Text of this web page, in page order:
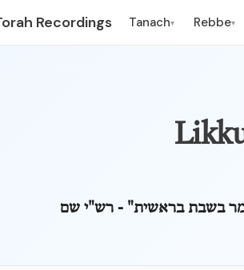
Recordings Tanach▾ Rebbe▾
בשבת בראשית" - רש"י שם